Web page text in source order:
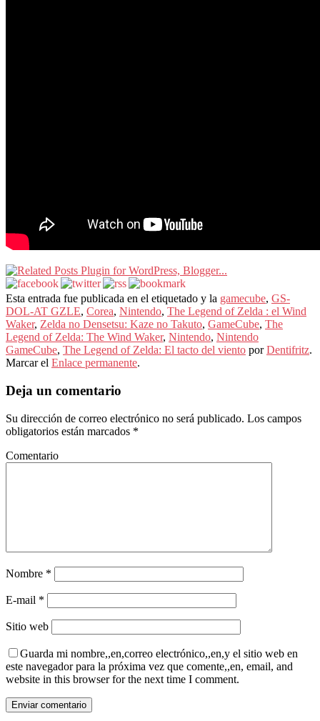
Esta entrada fue publicada en el etiquetado y la gamecube, GS-
DOL-AT GZLE, Corea, Nintendo, The Legend of Zelda : el Wind
Waker, Zelda no Densetsu: Kaze no Takuto, GameCube, The
Legend of Zelda: The Wind Waker, Nintendo, Nintendo
GameCube, The Legend of Zelda: El tacto del viento porDentifritz.
Marcar el Enlace permanente.
Deja un comentario
Su dirección de correo electrónico no será publicado. Los campos
obligatorios están marcados *
Comentario
Nombre *
E-mail *
Sitio web
Guarda mi nombre,,en,correo electrónico,,en,y el sitio web en
este navegador para la próxima vez que comente,,en, email, and
website in this browser for the next time I comment.